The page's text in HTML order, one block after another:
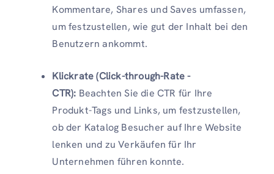
Kommentare, Shares und Saves umfassen,
um festzustellen, wie gut der Inhalt bei den
Benutzern ankommt.
Klickrate (Click-through-Rate -
CTR): Beachten Sie die CTR für Ihre
Produkt-Tags und Links, um festzustellen,
ob der Katalog Besucher auf Ihre Website
lenken und zu Verkäufen für Ihr
Unternehmen führen konnte.